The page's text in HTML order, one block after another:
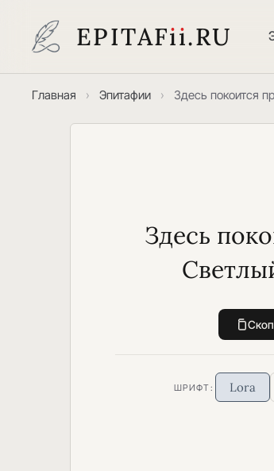
EPITAFii.RU
Главная › Эпитафии › Здесь покоится
Здесь
ШРИФТ: Lora